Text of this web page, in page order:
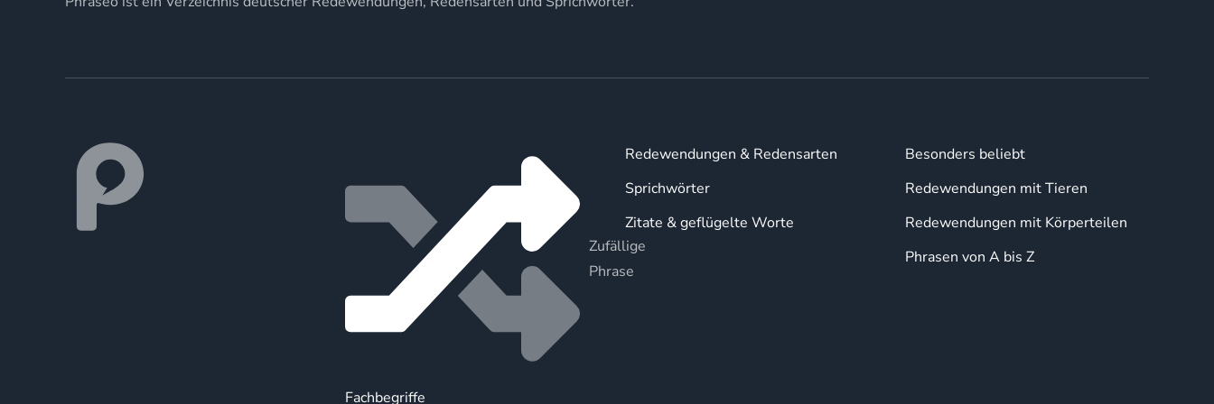
Zufällige
Phrase
Fachbegriffe
Redewendungen & Redensarten
Sprichwörter
Zitate & geflügelte Worte
Besonders beliebt
Redewendungen mit Tieren
Redewendungen mit Körperteilen
Phrasen von A bis Z